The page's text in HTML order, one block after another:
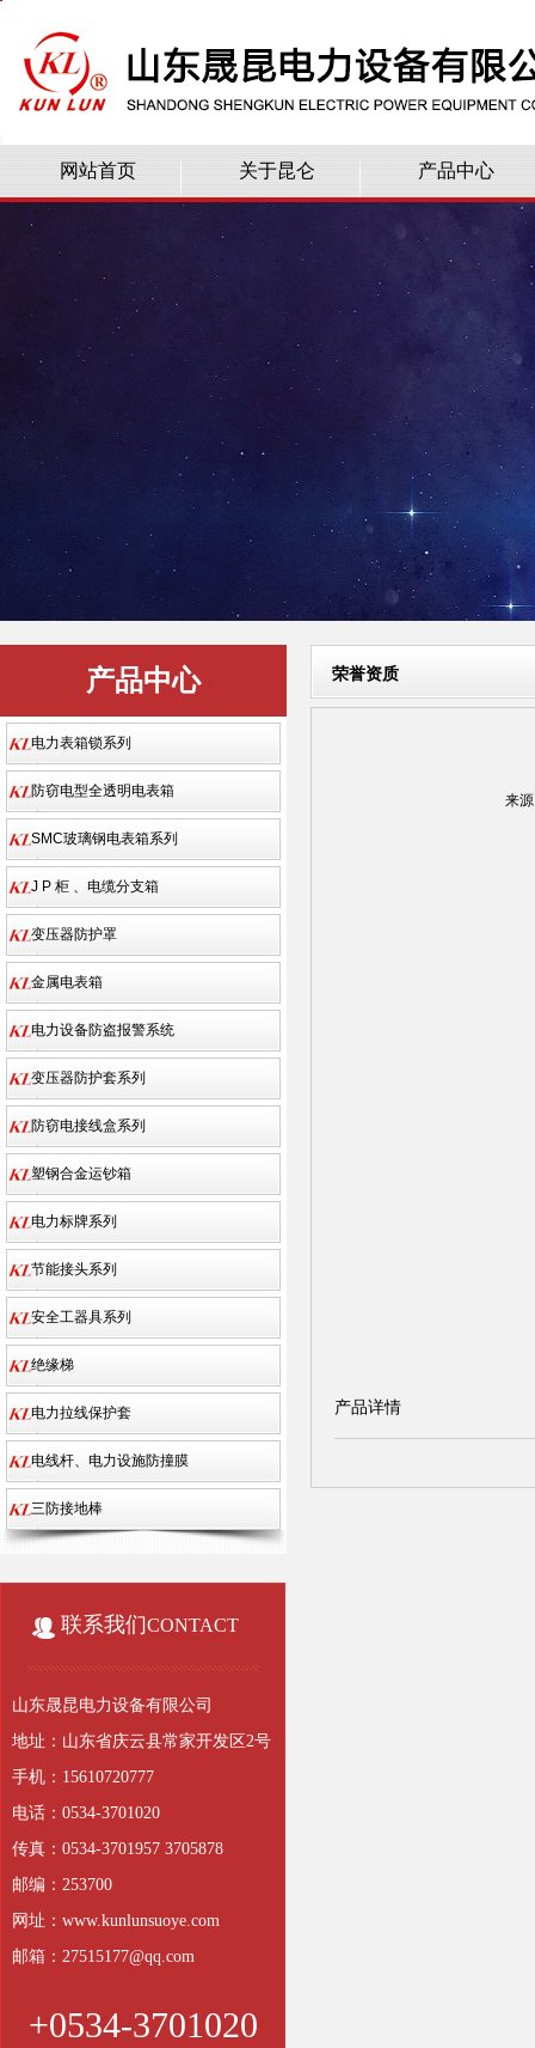
网站首页 关于昆仑 产品中心
产品中心
电力表箱锁系列
防窃电型全透明电表箱
SMC玻璃钢电表箱系列
J P 柜 、电缆分支箱
变压器防护罩
金属电表箱
电力设备防盗报警系统
变压器防护套系列
防窃电接线盒系列
塑钢合金运钞箱
电力标牌系列
节能接头系列
安全工器具系列
绝缘梯
电力拉线保护套
电线杆、电力设施防撞膜
三防接地棒
联系我们CONTACT
山东晟昆电力设备有限公司
地址：山东省庆云县常家开发区2号
手机：15610720777
电话：0534-3701020
传真：0534-3701957 3705878
邮编：253700
网址：www.kunlunsuoye.com
邮箱：27515177@qq.com
+0534-3701020
荣誉资质
来
产品详情